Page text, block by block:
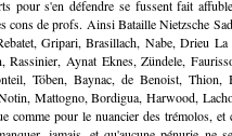
pour s'en défendre se fussent fait
cons de profs. Ainsi Bataille Nietzsche
Gripari, Brasillach, Nabe, Drieu
Rassinier, Aynat Eknes, Zündele,
Töben, Baynac, de Benoist, Thion,
Mattogno, Bordigua, Harwood,
comme pour le nuancier des trémolos,